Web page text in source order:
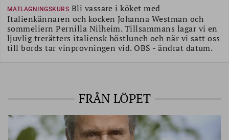
MATLAGNINGSKURS Bli vassare i köket med
Italienkännaren och kocken Johanna Westman och
sommeliern Pernilla Nilheim. Tillsammans lagar vi en
ljuvlig trerätters italiensk höstlunch och när vi satt oss
till bords tar vinprovningen vid. OBS - ändrat datum.
FRÅN LÖPET